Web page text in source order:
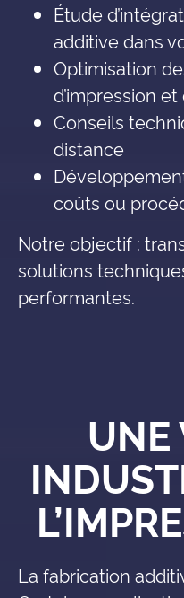
Étude
additive dans
Optimisation
d’impression
Conseils
distance
coûts ou
Notre objectif :
solutions
performantes.
UNE
La fabrication